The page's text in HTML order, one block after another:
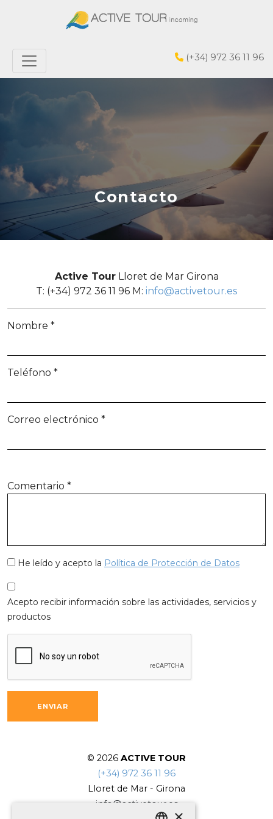
(+34) 972 36 11 96
Contacto
Active TourLloret de Mar Girona
T: (+34) 972 36 11 96 M: info@activetour.es
Nombre *
Teléfono *
Correo electrónico *
Comentario *
He leído y acepto la Política de Protección de Datos
Acepto recibir información sobre las actividades, servicios y
productos
ENVIAR
© 2026 ACTIVE TOUR
(+34) 972 36 11 96
Lloret de Mar - Girona
info@activetour.es